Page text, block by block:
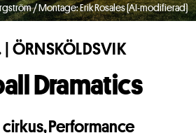
/ Montage: Erik Rosales (AI-modifierad)
| ÖRNSKÖLDSVIK
Dramatics
,Performance